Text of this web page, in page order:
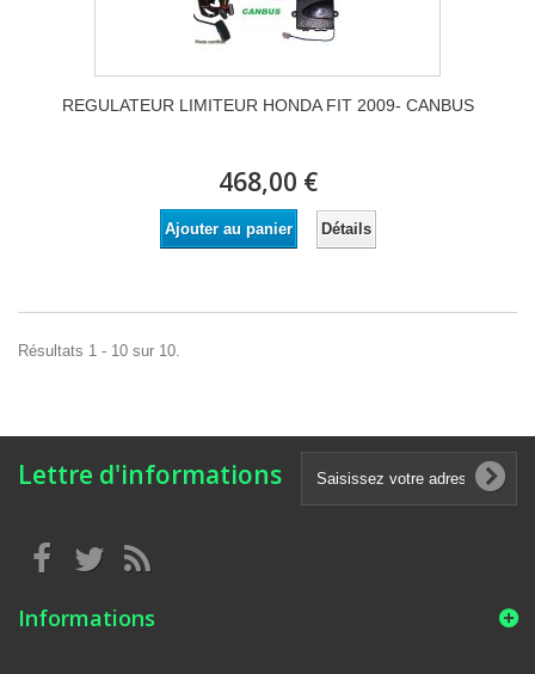
REGULATEUR LIMITEUR HONDA FIT 2009- CANBUS
468,00 €
Ajouter au panier Détails
Résultats 1 - 10 sur 10.
Lettre d'informations
Informations